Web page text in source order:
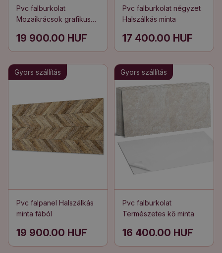
Pvc falburkolat
Mozaikrácsok grafikus
19 900.00 HUF
Pvc falburkolat négyzet
Halszálkás minta
17 400.00 HUF
Gyors szállítás
Pvc falpanel Halszálkás
minta fából
19 900.00 HUF
Gyors szállítás
Pvc falburkolat
Természetes kő minta
16 400.00 HUF